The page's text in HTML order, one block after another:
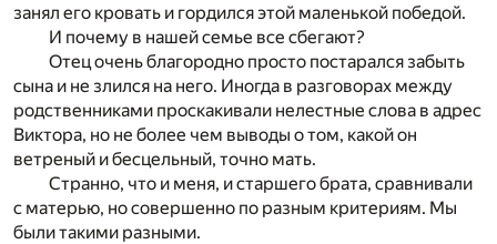
занял его кровать и гордился этой маленькой победой.
И почему в нашей семье все сбегают?
Отец очень благородно просто постарался забыть
сына и не злился на него. Иногда в разговорах между
родственниками проскакивали нелестные слова в адрес
Виктора, но не более чем выводы о том, какой он
ветреный и бесцельный, точно мать.
Странно, что и меня, и старшего брата, сравнивали
с матерью, но совершенно по разным критериям. Мы
были такими разными.